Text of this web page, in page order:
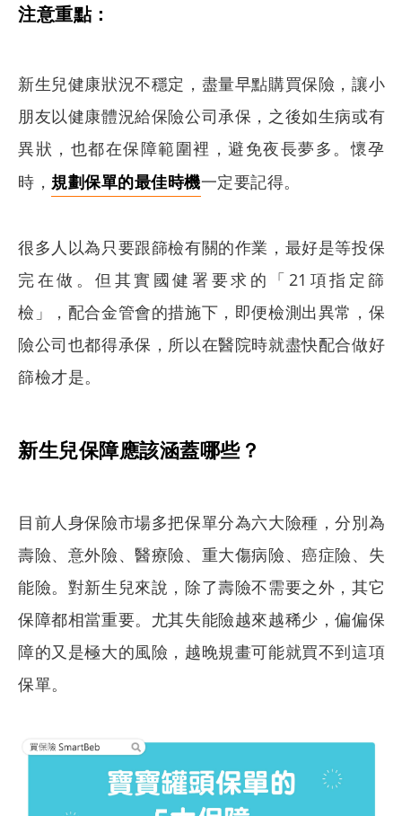
搜尋
注意重點：
新生兒健康狀況不穩定，盡量早點購買保險，讓小
朋友以健康體況給保險公司承保，之後如生病或有
異狀，也都在保障範圍裡，避免夜長夢多。懷孕
時， 規劃保單的最佳時機一定要記得。
很多人以為只要跟篩檢有關的作業，最好是等投保
完在做。但其實國健署要求的「21項指定篩
檢」，配合金管會的措施下，即便檢測出異常，保
險公司也都得承保，所以在醫院時就盡快配合做好
篩檢才是。
新生兒保障應該涵蓋哪些？
目前人身保險市場多把保單分為六大險種，分別為
壽險、意外險、醫療險、重大傷病險、癌症險、失
能險。對新生兒來說，除了壽險不需要之外，其它
保障都相當重要。尤其失能險越來越稀少，偏偏保
障的又是極大的風險，越晚規畫可能就買不到這項
保單。